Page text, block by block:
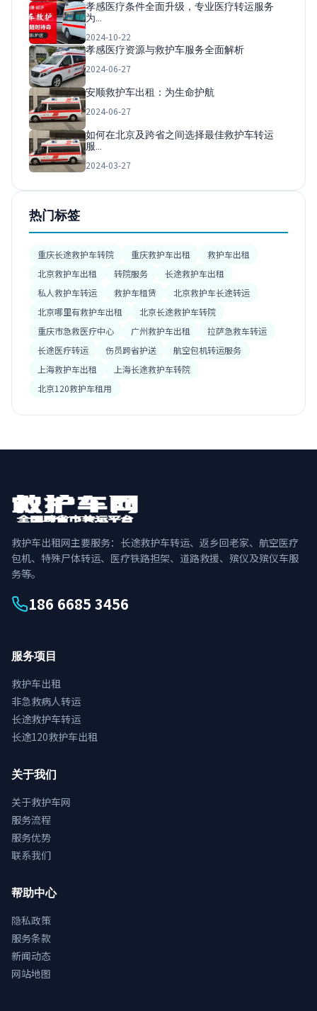
孝感医疗条件全面升级，专业医疗转运服务
为…
2024-10-22
孝感医疗资源与救护车服务全面解析
2024-06-27
安顺救护车出租：为生命护航
2024-06-27
如何在北京及跨省之间选择最佳救护车转运
服…
2024-03-27
热门标签
重庆长途救护车转院 重庆救护车出租
救护车出租
北京救护车出租
转院服务
长途救护车出租
私人救护车转运
救护车租赁
北京救护车长途转运
北京哪里有救护车出租
北京长途救护车转院
重庆市急救医疗中心
广州救护车出租
拉萨急救车转运
长途医疗转运
伤员跨省护送
航空包机转运服务
上海救护车出租
上海长途救护车转院
北京120救护车租用
救护车出租网主要服务：长途救护车转运、返乡回老家、航空医疗
包机、特殊尸体转运、医疗铁路担架、道路救援、殡仪及殡仪车服
务等。
186 6685 3456
服务项目
救护车出租
非急救病人转运
长途救护车转运
长途120救护车出租
关于我们
关于救护车网
服务流程
服务优势
联系我们
帮助中心
隐私政策
服务条款
新闻动态
网站地图